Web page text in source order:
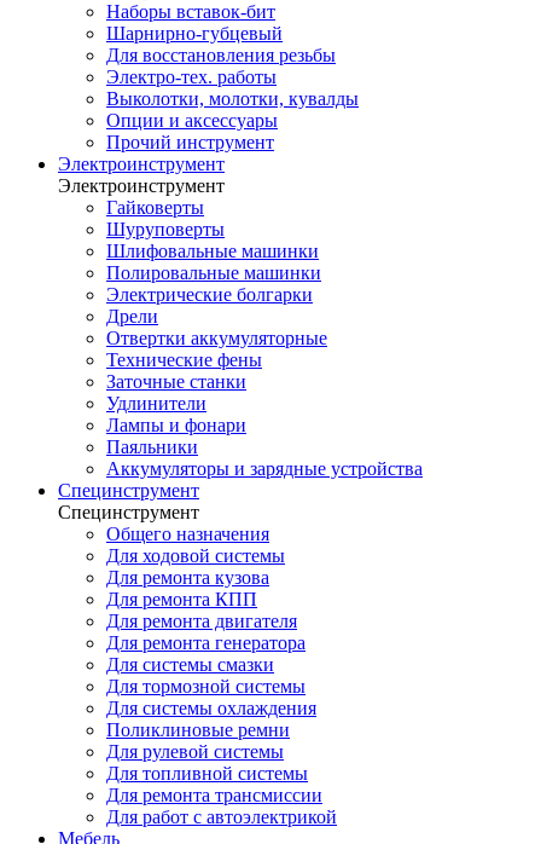
Наборы вставок-бит
Шарнирно-губцевый
Для восстановления резьбы
Электро-тех. работы
Выколотки, молотки, кувалды
Опции и аксессуары
Прочий инструмент
Электроинструмент
Электроинструмент
Гайковерты
Шуруповерты
Шлифовальные машинки
Полировальные машинки
Электрические болгарки
Дрели
Отвертки аккумуляторные
Технические фены
Заточные станки
Удлинители
Лампы и фонари
Паяльники
Аккумуляторы и зарядные устройства
Специнструмент
Специнструмент
Общего назначения
Для ходовой системы
Для ремонта кузова
Для ремонта КПП
Для ремонта двигателя
Для ремонта генератора
Для системы смазки
Для тормозной системы
Для системы охлаждения
Поликлиновые ремни
Для рулевой системы
Для топливной системы
Для ремонта трансмиссии
Для работ с автоэлектрикой
Мебель